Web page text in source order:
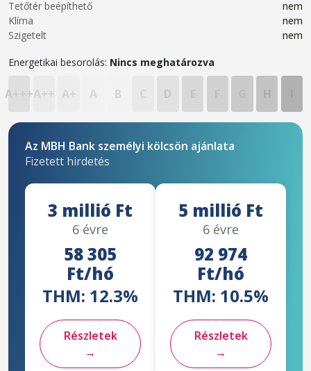
Tetőtér beépíthető
nem
Klíma
nem
Szigetelt
nem
Energetikai besorolás: Nincs meghatározva
A+++A++ A+ A B C D
Az MBH Bank személyi kölcsön ajánlata
Fizetett hirdetés
3 millió Ft
6 évre
58 305
Ft/hó
THM: 12.3%
Részletek
→
5 millió Ft
6 évre
92 974
Ft/hó
THM: 10.5%
Részletek
→